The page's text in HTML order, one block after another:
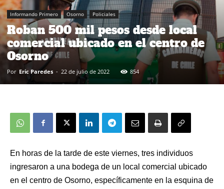
Informando Primero Osorno Policiales
Roban 500 mil pesos desde local
comercial ubicado en el centro de
Osorno
Por Eric Paredes - 22 de julio de 2022 854
En horas de la tarde de este viernes, tres individuos
ingresaron a una bodega de un local comercial ubicado
en el centro de Osorno, específicamente en la esquina de